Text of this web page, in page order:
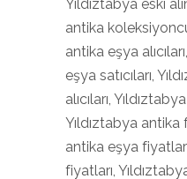
Yıldıztabya eski
antika
antika eşya
eşya satıcıları,
alıcıları,
Yıldıztabya antika
antika eşya
fiyatları,